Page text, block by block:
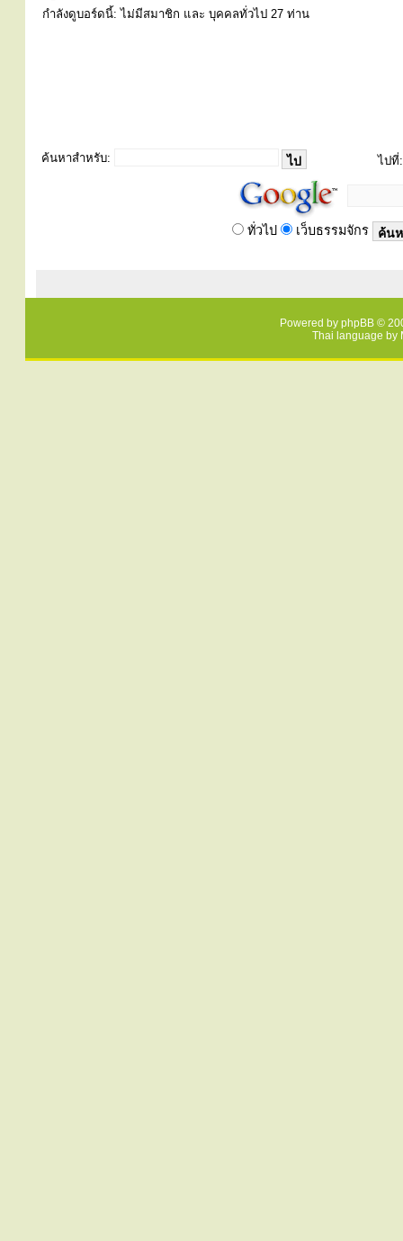
กำลังดูบอร์ดนี้: ไม่มีสมาชิก และ บุคคลทั่วไป 27 ท่าน
ค้นหาสำหรับ: ไปที่:
ทั่วไป เว็บธรรมจักร
Powered by phpBB ©
Thai language by